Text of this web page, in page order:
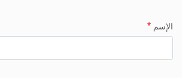
الإسم*